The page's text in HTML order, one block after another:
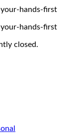
hands-first
hands-first
closed.